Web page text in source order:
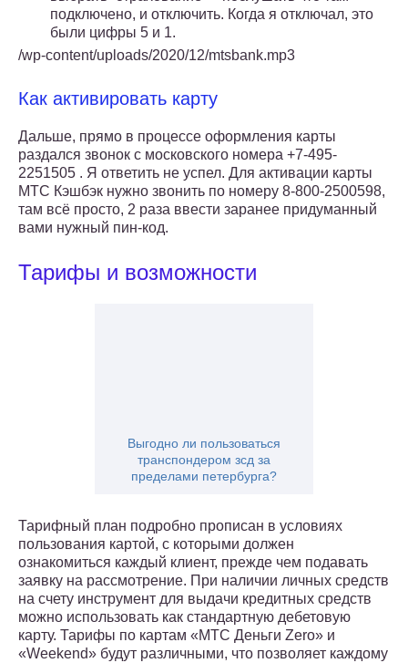
подключено, и отключить. Когда я отключал, это
были цифры 5 и 1.
/wp-content/uploads/2020/12/mtsbank.mp3
Как активировать карту
Дальше, прямо в процессе оформления карты
раздался звонок с московского номера +7-495-
2251505 . Я ответить не успел. Для активации карты
МТС Кэшбэк нужно звонить по номеру 8-800-2500598,
там всё просто, 2 раза ввести заранее придуманный
вами нужный пин-код.
Тарифы и возможности
Выгодно ли пользоваться
транспондером зсд за
пределами петербурга?
Тарифный план подробно прописан в условиях
пользования картой, с которыми должен
ознакомиться каждый клиент, прежде чем подавать
заявку на рассмотрение. При наличии личных средств
на счету инструмент для выдачи кредитных средств
можно использовать как стандартную дебетовую
карту. Тарифы по картам «МТС Деньги Zero» и
«Weekend» будут различными, что позволяет каждому